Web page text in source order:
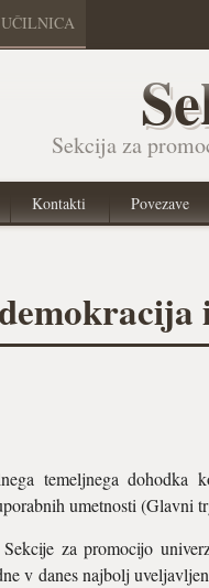
UČILNICA
Sekcija za
Kontakti Povezave
temeljnega
umetnosti (Glavni
za promocijo
v danes najbolj